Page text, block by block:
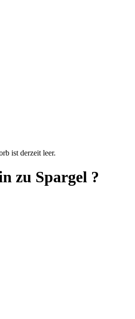
ist derzeit leer.
zu Spargel ?